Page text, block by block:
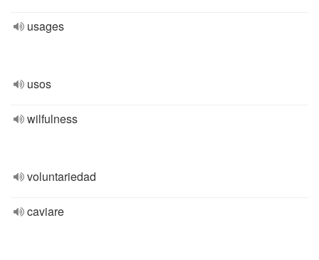
usages
usos
wilfulness
voluntariedad
caviare